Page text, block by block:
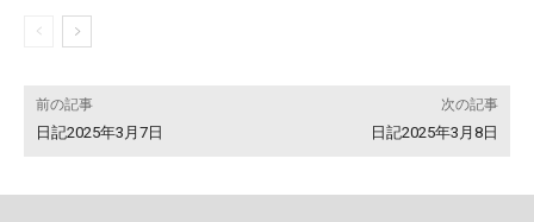
前の記事
日記2025年3月7日
次の記事
日記2025年3月8日